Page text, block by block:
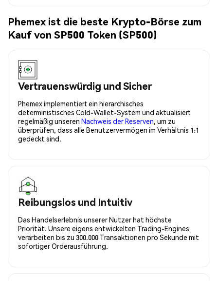
Phemex ist die beste Krypto-Börse zum
Kauf von SP500 Token (SP500)
Vertrauenswürdig und Sicher
Phemex implementiert ein hierarchisches
deterministisches Cold-Wallet-System und aktualisiert
regelmäßig unseren Nachweis der Reserven, um zu
überprüfen, dass alle Benutzervermögen im Verhältnis 1:1
gedeckt sind.
Reibungslos und Intuitiv
Das Handelserlebnis unserer Nutzer hat höchste
Priorität. Unsere eigens entwickelten Trading-Engines
verarbeiten bis zu 300.000 Transaktionen pro Sekunde mit
sofortiger Orderausführung.